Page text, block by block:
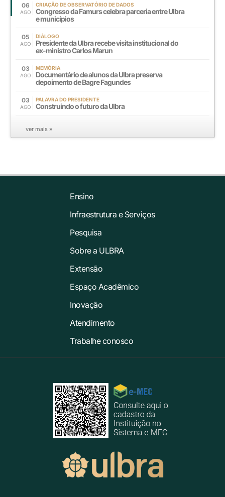
06
AGO
CRIAÇÃO DE OBSERVATÓRIO DE DADOS
Congresso da Famurs celebra parceria entre Ulbra
e municípios
05
AGO
DIÁLOGO
Presidente da Ulbra recebe visita institucional do
ex-ministro Carlos Marun
03
AGO
MEMÓRIA
Documentário de alunos da Ulbra preserva
depoimento de Bagre Fagundes
03
AGO
PALAVRA DO PRESIDENTE
Construindo o futuro da Ulbra
ver mais »
Ensino
Infraestrutura e Serviços
Pesquisa
Sobre a ULBRA
Extensão
Espaço Acadêmico
Inovação
Atendimento
Trabalhe conosco